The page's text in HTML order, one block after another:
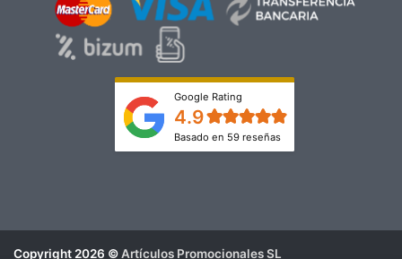
Google Rating
4.9
Basado en 59 reseñas
Copyright 2026 ©Artículos Promocionales SL